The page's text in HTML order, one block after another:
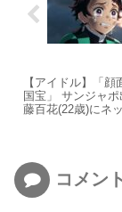
【アイドル】「
国宝」 サンジャ
藤百花(22歳)にネ
コメント